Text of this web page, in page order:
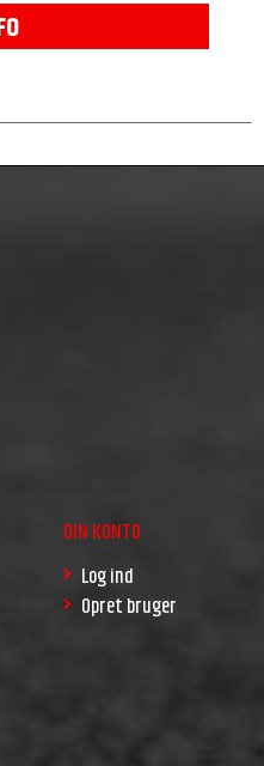
DIN KONTO
Log ind
Opret bruger